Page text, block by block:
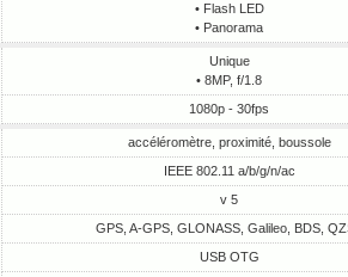
• Flash LED
• Panorama
Unique
• 8MP, f/1.8
1080p - 30fps
accéléromètre, proximité, boussole
IEEE 802.11 a/b/g/n/ac
v 5
GPS, A-GPS, GLONASS, Galileo, BDS,
USB OTG